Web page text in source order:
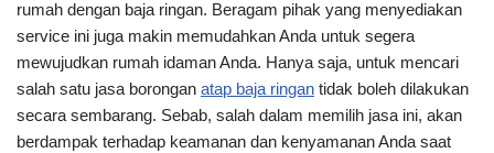
rumah dengan baja ringan. Beragam pihak yang menyediakan
service ini juga makin memudahkan Anda untuk segera
mewujudkan rumah idaman Anda. Hanya saja, untuk mencari
salah satu jasa borongan atap baja ringan tidak boleh dilakukan
secara sembarang. Sebab, salah dalam memilih jasa ini, akan
berdampak terhadap keamanan dan kenyamanan Anda saat